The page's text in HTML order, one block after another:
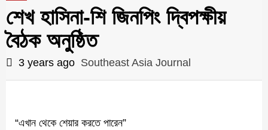
শেখ হাসিনা-শি জিনপিং দ্বিপক্ষীয়
বৈঠক অনুষ্ঠিত
3 years ago Southeast Asia Journal
“এখান থেকে শেয়ার করতে পারেন”